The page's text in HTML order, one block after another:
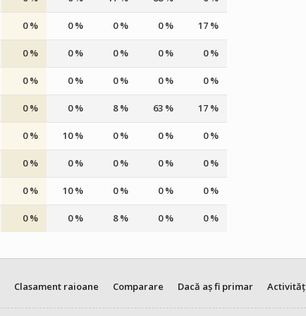
0 % 0 % 0 % 0 % 17 %
0 % 0 % 0 % 0 % 0 %
0 % 0 % 0 % 0 % 0 %
0 % 0 % 8 % 63 % 17 %
0 % 10 % 0 % 0 % 0 %
0 % 0 % 0 % 0 % 0 %
0 % 10 % 0 % 0 % 0 %
0 % 0 % 8 % 0 % 0 %
Clasament raioane Comparare Dacă aș fi primar